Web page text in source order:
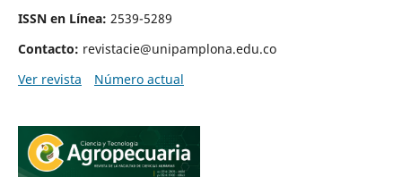
ISSN en Línea: 2539-5289
Contacto: revistacie@unipamplona.edu.co
Ver revista
Número actual